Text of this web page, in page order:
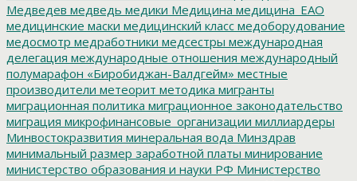
Медведев медведь медики Медицина медицина_ЕАО
медицинские маски медицинский класс медоборудование
медосмотр медработники медсестры международная
делегация международные отношения международный
полумарафон «Биробиджан-Валдгейм» местные
производители метеорит методика мигранты
миграционная политика миграционное законодательство
миграция микрофинансовые_организации миллиардеры
Минвостокразвития минеральная вода Минздрав
минимальный размер заработной платы минирование
министерство образования и науки РФ Министерство